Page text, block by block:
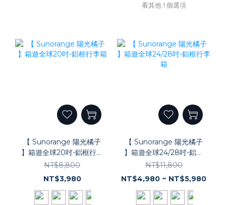
看其他 1 個選項
【 Sunorange 陽光橘子
】箱遊全球20吋-鋁框行李
箱
NT$8,800
NT$3,980
【 Sunorange 陽光橘子
】箱遊全球24/28吋-鋁框
行李箱
NT$11,800
NT$4,980 ~ NT$5,980